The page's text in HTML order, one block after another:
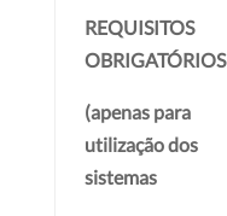
REQUISITOS
OBRIGATÓRIOS
(apenas para
utilização dos
sistemas